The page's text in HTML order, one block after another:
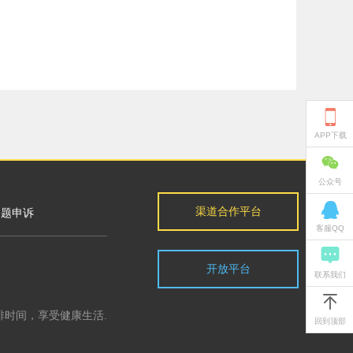
申诉
间，享受健康生活.
渠道合作平台
开放平台

APP下载

公众号

客服QQ

联系我们

回到顶部